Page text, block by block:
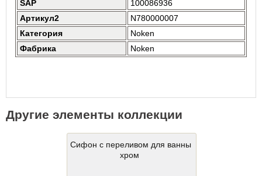
SAP
100086936
Артикул2
N780000007
Категория
Noken
Фабрика
Noken
Другие элементы коллекции
Сифон c переливом для ванны
хром